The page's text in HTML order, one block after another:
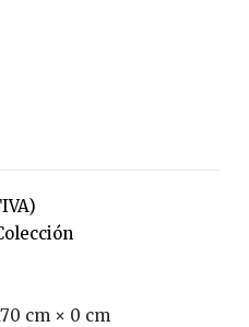
cm × 0 cm